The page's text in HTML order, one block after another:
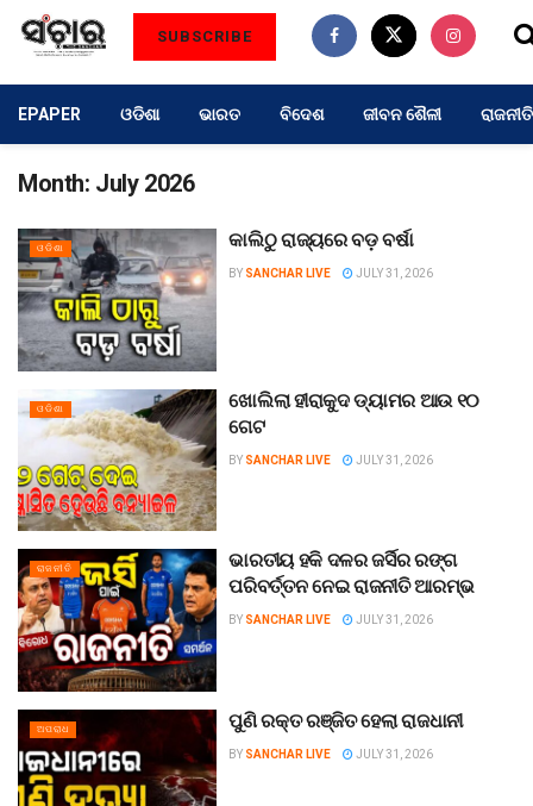
SUBSCRIBE
EPAPER ଓଡିଶା ଭାରତ ବିଦେଶ ଜୀବନ ଶୈଳୀ ରାଜନୀତି
Month: July 2026
ଓଡିଶା କାଲିଠୁ ରାଜ୍ୟରେ ବଡ଼ ବର୍ଷା
BY SANCHAR LIVE JULY 31, 2026
ଓଡିଶା ଖୋଲିଲା ହୀରାକୁଦ ଡ୍ୟାମର ଆଉ ୧୦
ଗେଟ
BY SANCHAR LIVE JULY 31, 2026
ରାଜନୀତି ଭାରତୀୟ ହକି ଦଳର ଜର୍ସିର ରଙ୍ଗ
ପରିବର୍ତ୍ତନ ନେଇ ରାଜନୀତି ଆରମ୍ଭ
BY SANCHAR LIVE JULY 31, 2026
ଅପରାଧ ପୁଣି ରକ୍ତ ରଞ୍ଜିତ ହେଲା ରାଜଧାନୀ
BY SANCHAR LIVE JULY 31, 2026